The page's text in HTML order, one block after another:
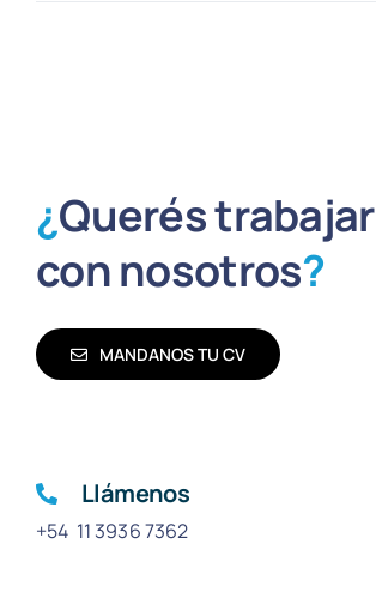
¿Querés trabajar
con nosotros?
MANDANOS TU CV
Llámenos
+54 11 3936 7362